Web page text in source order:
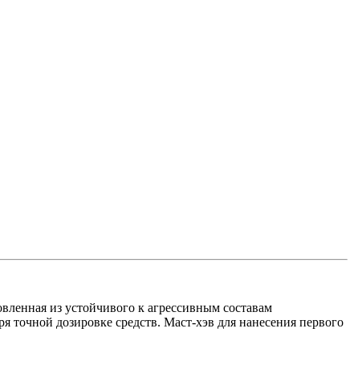
из устойчивого к агрессивным составам
точной дозировке средств. Маст-хэв для нанесения первого